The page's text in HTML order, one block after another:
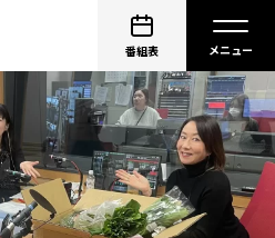
番組表